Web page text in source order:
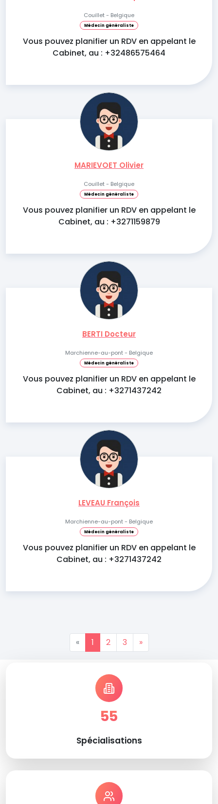
Couillet - Belgique
Médecin généraliste
Vous pouvez planifier un RDV en appelant le
Cabinet, au : +32486575464
MARIEVOET Olivier
Couillet - Belgique
Médecin généraliste
Vous pouvez planifier un RDV en appelant le
Cabinet, au : +3271159879
BERTI Docteur
Marchienne-au-pont - Belgique
Médecin généraliste
Vous pouvez planifier un RDV en appelant le
Cabinet, au : +3271437242
LEVEAU François
Marchienne-au-pont - Belgique
Médecin généraliste
Vous pouvez planifier un RDV en appelant le
Cabinet, au : +3271437242
« 1 2 3 »
55
Spécialisations